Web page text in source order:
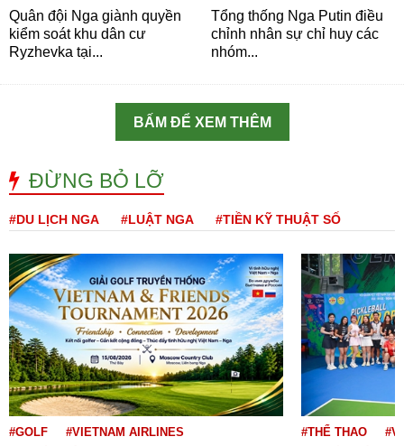
Quân đội Nga giành quyền
kiểm soát khu dân cư
Ryzhevka tại...
Tổng thống Nga Putin điều
chỉnh nhân sự chỉ huy các
nhóm...
BẤM ĐỂ XEM THÊM
ĐỪNG BỎ LỠ
#DU LỊCH NGA #LUẬT NGA #TIỀN KỸ THUẬT SỐ
#GOLF
#VIETNAM AIRLINES
#THỂ THAO